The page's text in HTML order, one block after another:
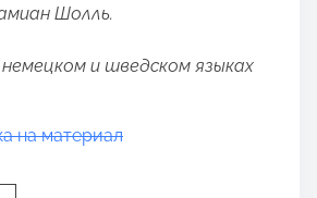
Шолль.
и шведском языках
на материал